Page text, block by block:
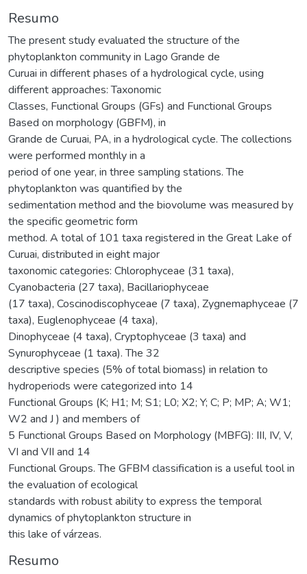
Resumo
The present study evaluated the structure of the
phytoplankton community in Lago Grande de
Curuai in different phases of a hydrological cycle, using
different approaches: Taxonomic
Classes, Functional Groups (GFs) and Functional Groups
Based on morphology (GBFM), in
Grande de Curuai, PA, in a hydrological cycle. The collections
were performed monthly in a
period of one year, in three sampling stations. The
phytoplankton was quantified by the
sedimentation method and the biovolume was measured by
the specific geometric form
method. A total of 101 taxa registered in the Great Lake of
Curuai, distributed in eight major
taxonomic categories: Chlorophyceae (31 taxa),
Cyanobacteria (27 taxa), Bacillariophyceae
(17 taxa), Coscinodiscophyceae (7 taxa), Zygnemaphyceae (7
taxa), Euglenophyceae (4 taxa),
Dinophyceae (4 taxa), Cryptophyceae (3 taxa) and
Synurophyceae (1 taxa). The 32
descriptive species (5% of total biomass) in relation to
hydroperiods were categorized into 14
Functional Groups (K; H1; M; S1; L0; X2; Y; C; P; MP; A; W1;
W2 and J ) and members of
5 Functional Groups Based on Morphology (MBFG): III, IV, V,
VI and VII and 14
Functional Groups. The GFBM classification is a useful tool in
the evaluation of ecological
standards with robust ability to express the temporal
dynamics of phytoplankton structure in
this lake of várzeas.
Resumo